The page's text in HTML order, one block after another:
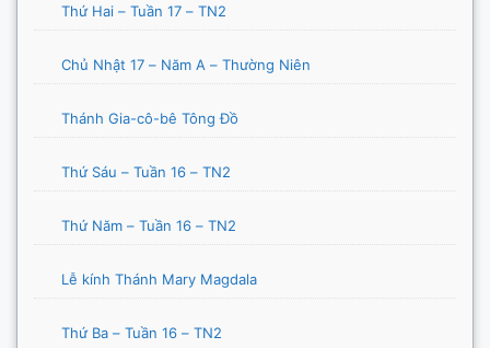
Thứ Hai – Tuần 17 – TN2
Chủ Nhật 17 – Năm A – Thường Niên
Thánh Gia-cô-bê Tông Đồ
Thứ Sáu – Tuần 16 – TN2
Thứ Năm – Tuần 16 – TN2
Lễ kính Thánh Mary Magdala
Thứ Ba – Tuần 16 – TN2